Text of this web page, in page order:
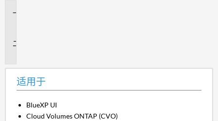
适用于
BlueXP UI
Cloud Volumes ONTAP (CVO)